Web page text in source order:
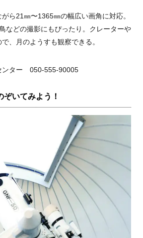
ら21㎜〜1365㎜の幅広い画角に対応。
などの撮影にもぴったり。クレーターや
、月のようすも観察できる。
ンター 050-555-90005
いてみよう！